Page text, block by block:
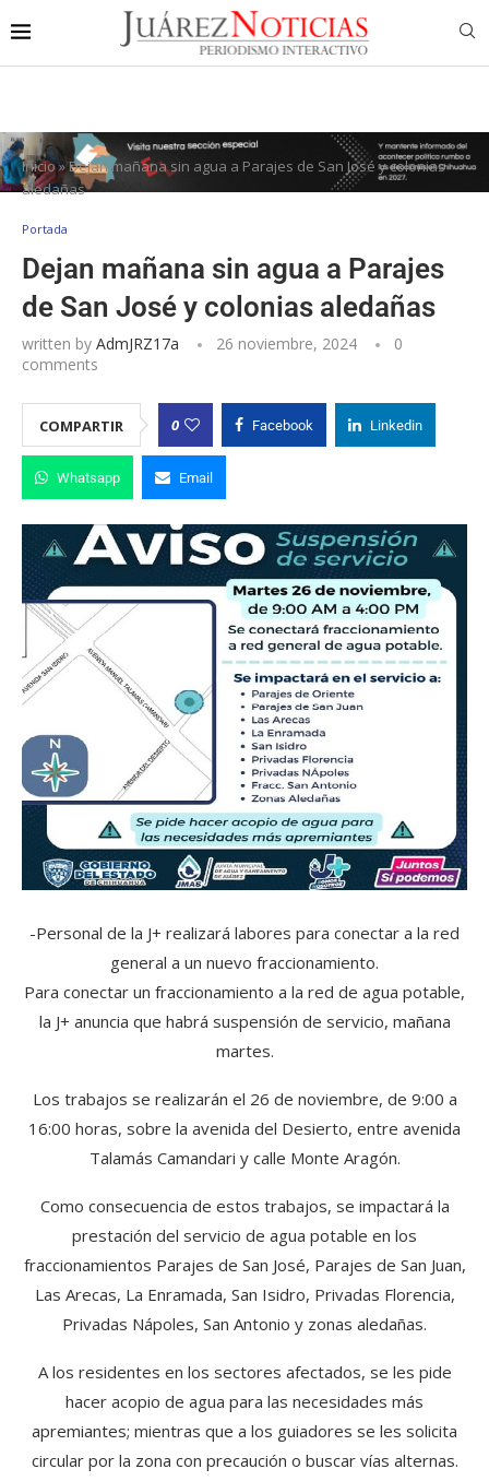
Inicio»Dejan mañana sin agua a Parajes de San José y colonias
aledañas
Portada
Dejan mañana sin agua a Parajes
de San José y colonias aledañas
written by AdmJRZ17a 26 noviembre, 2024
0
comments
COMPARTIR 0 Facebook Linkedin
Whatsapp Email
-Personal de la J+ realizará labores para conectar a la red
general a un nuevo fraccionamiento.
Para conectar un fraccionamiento a la red de agua potable,
la J+ anuncia que habrá suspensión de servicio, mañana
martes.
Los trabajos se realizarán el 26 de noviembre, de 9:00 a
16:00 horas, sobre la avenida del Desierto, entre avenida
Talamás Camandari y calle Monte Aragón.
Como consecuencia de estos trabajos, se impactará la
prestación del servicio de agua potable en los
fraccionamientos Parajes de San José, Parajes de San Juan,
Las Arecas, La Enramada, San Isidro, Privadas Florencia,
Privadas Nápoles, San Antonio y zonas aledañas.
A los residentes en los sectores afectados, se les pide
hacer acopio de agua para las necesidades más
apremiantes; mientras que a los guiadores se les solicita
circular por la zona con precaución o buscar vías alternas.